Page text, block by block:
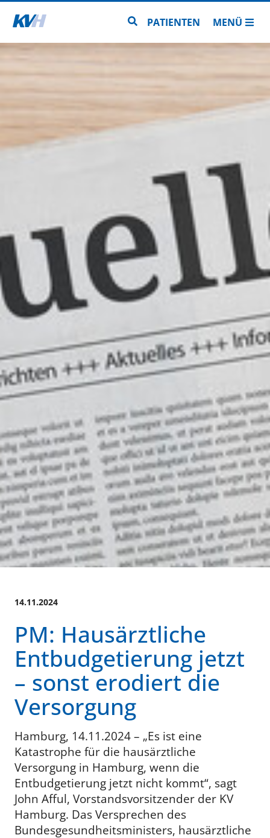
Zur Startseite Zur Seitensuche
PATIENTEN MENÜ
14.11.2024
PM: Hausärztliche
Entbudgetierung jetzt
– sonst erodiert die
Versorgung
Hamburg, 14.11.2024 – „Es ist eine
Katastrophe für die hausärztliche
Versorgung in Hamburg, wenn die
Entbudgetierung jetzt nicht kommt“, sagt
John Afful, Vorstandsvorsitzender der KV
Hamburg. Das Versprechen des
Bundesgesundheitsministers, hausärztliche